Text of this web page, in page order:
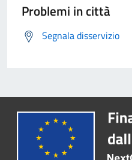
Problemi in città
Segnala disservizio